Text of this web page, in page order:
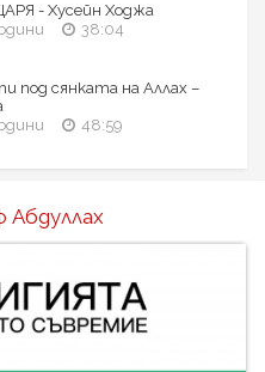
- Хусейн Ходжа
38:04
под сянката на Аллах –
48:59
Абдуллах